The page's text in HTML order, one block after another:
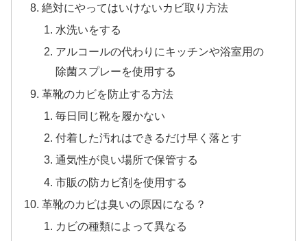
絶対にやってはいけないカビ取り方法
水洗いをする
アルコールの代わりにキッチンや浴室用の
除菌スプレーを使用する
革靴のカビを防止する方法
毎日同じ靴を履かない
付着した汚れはできるだけ早く落とす
通気性が良い場所で保管する
市販の防カビ剤を使用する
革靴のカビは臭いの原因になる？
カビの種類によって異なる